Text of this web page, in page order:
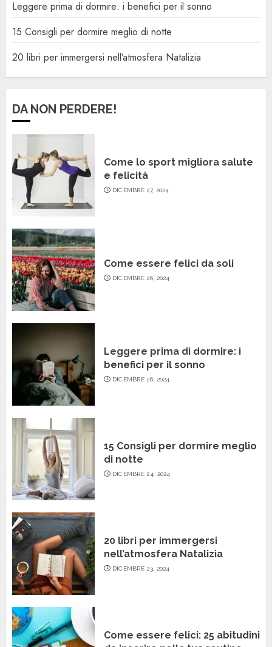
Leggere prima di dormire: i benefici per il sonno
15 Consigli per dormire meglio di notte
20 libri per immergersi nell’atmosfera Natalizia
DA NON PERDERE!
Come lo sport migliora salute
e felicità
DICEMBRE 27, 2024
Come essere felici da soli
DICEMBRE 26, 2024
Leggere prima di dormire: i
benefici per il sonno
DICEMBRE 26, 2024
15 Consigli per dormire meglio
di notte
DICEMBRE 24, 2024
20 libri per immergersi
nell’atmosfera Natalizia
DICEMBRE 23, 2024
Come essere felici: 25 abitudini